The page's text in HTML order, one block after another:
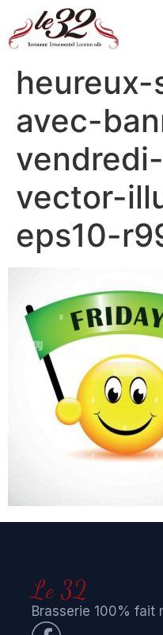
avec-
vector-
eps10-
Le 32
Brasserie 100% fait